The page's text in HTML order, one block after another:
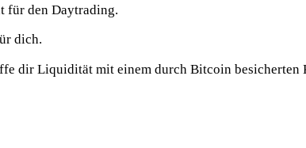
für den Daytrading.
dich.
dir Liquidität mit einem durch Bitcoin besicherten